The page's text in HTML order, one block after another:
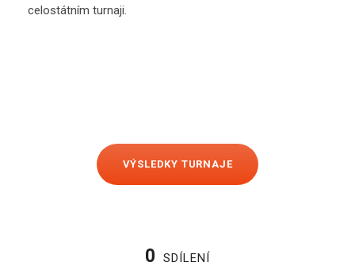
celostátním turnaji.
VÝSLEDKY TURNAJE
0 SDÍLENÍ